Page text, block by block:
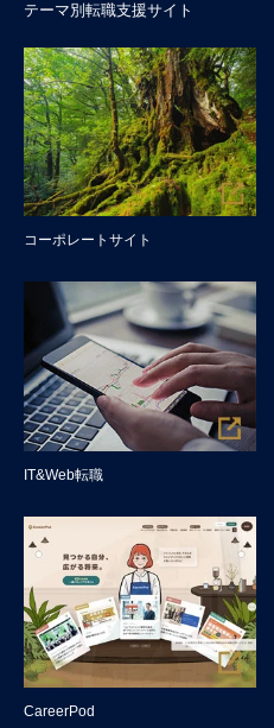
テーマ別転職支援サイト
コーポレートサイト
IT&Web転職
CareerPod